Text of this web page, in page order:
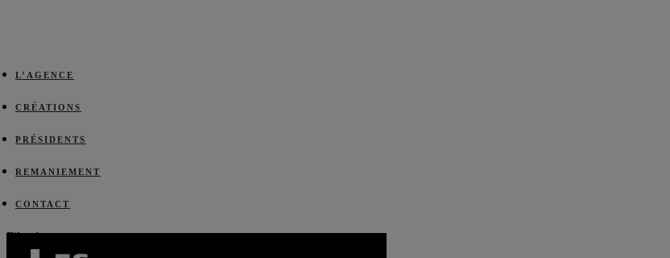
L’AGENCE
CRÉATIONS
PRÉSIDENTS
REMANIEMENT
CONTACT
Filter by: